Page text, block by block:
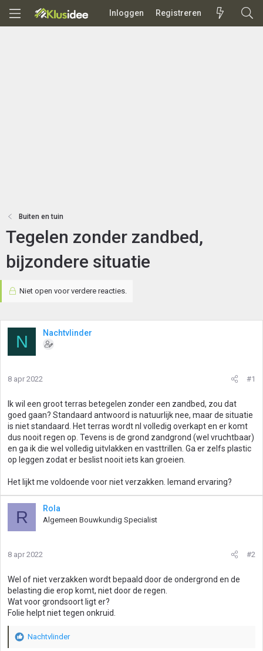
Inloggen Registreren
Buiten en tuin
Tegelen zonder zandbed,
bijzondere situatie
Niet open voor verdere reacties.
N Nachtvlinder
8 apr 2022 #1
Ik wil een groot terras betegelen zonder een zandbed, zou dat
goed gaan? Standaard antwoord is natuurlijk nee, maar de situatie
is niet standaard. Het terras wordt nl volledig overkapt en er komt
dus nooit regen op. Tevens is de grond zandgrond (wel vruchtbaar)
en ga ik die wel volledig uitvlakken en vasttrillen. Ga er zelfs plastic
op leggen zodat er beslist nooit iets kan groeien.
Het lijkt me voldoende voor niet verzakken. Iemand ervaring?
R Rola
Algemeen Bouwkundig Specialist
8 apr 2022 #2
Wel of niet verzakken wordt bepaald door de ondergrond en de
belasting die erop komt, niet door de regen.
Wat voor grondsoort ligt er?
Folie helpt niet tegen onkruid.
W
Nachtvlinder